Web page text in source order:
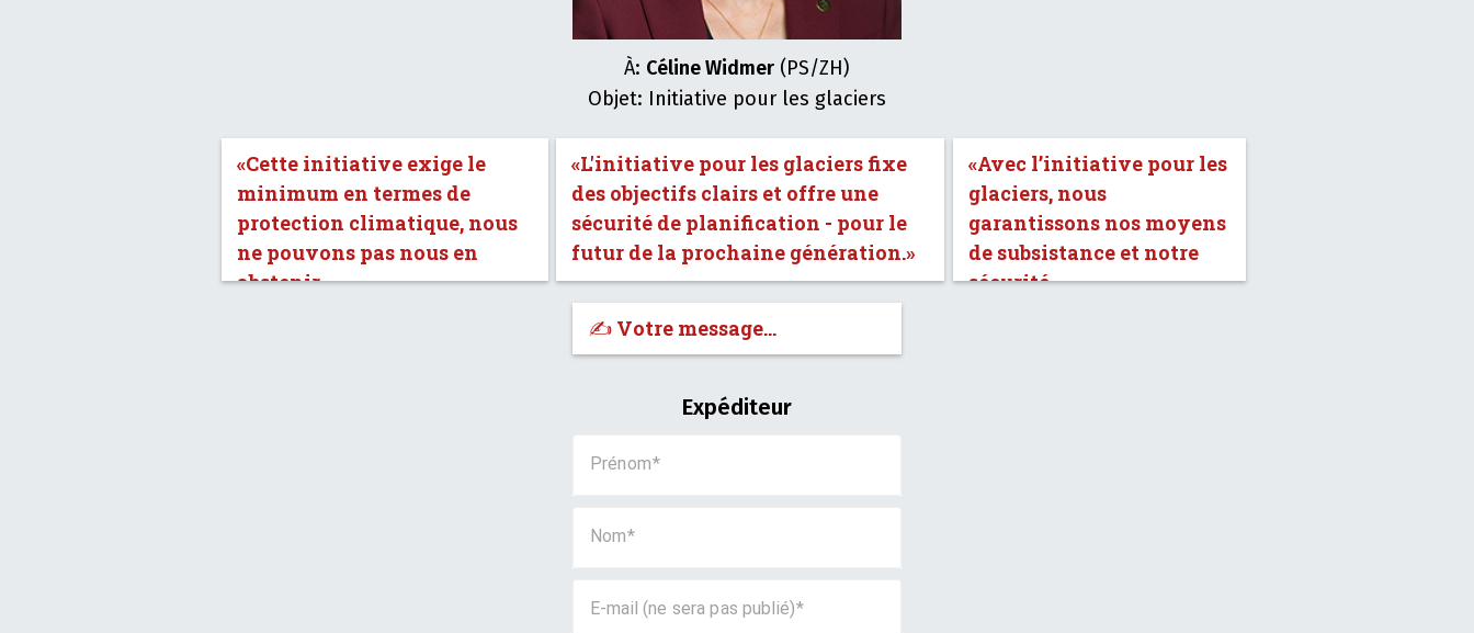
À: Céline Widmer (PS/ZH)
Objet: Initiative pour les glaciers
«Cette initiative exige le
minimum en termes de
protection climatique, nous
ne pouvons pas nous en
abstenir.»
«L'initiative pour les glaciers fixe
des objectifs clairs et offre une
sécurité de planification - pour le
futur de la prochaine génération.»
«Avec l’initiative pour les
glaciers, nous
garantissons nos moyens
de subsistance et notre
sécurité.»
✍️ Votre message…
Expéditeur
Prénom
Nom
E-mail (ne sera pas publié)